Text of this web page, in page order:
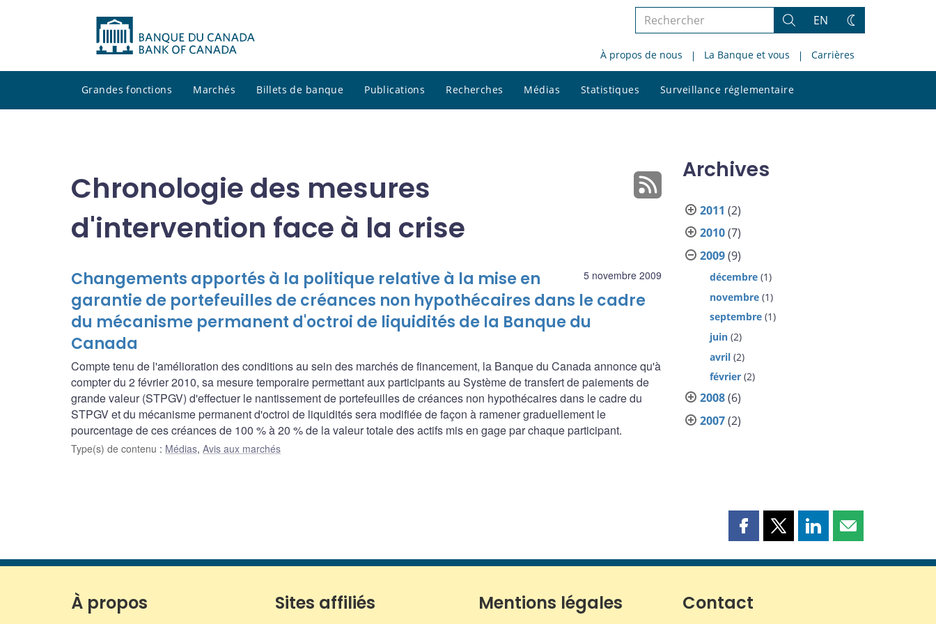
Rechercher
le
site
Rechercher
EN
Changez
thème
À propos de nous La Banque et vous Carrières
Grandes fonctions Marchés Billets de banque Publications Recherches Médias Statistiques Surveillance réglementaire
le
Chronologie des mesures
d'intervention face à la crise
5 novembre 2009
Changements apportés à la politique relative à la mise en
garantie de portefeuilles de créances non hypothécaires dans le cadre
du mécanisme permanent d'octroi de liquidités de la Banque du
Canada
Compte tenu de l'amélioration des conditions au sein des marchés de financement, la Banque du Canada annonce qu'à
compter du 2 février 2010, sa mesure temporaire permettant aux participants au Système de transfert de paiements de
grande valeur (STPGV) d'effectuer le nantissement de portefeuilles de créances non hypothécaires dans le cadre du
STPGV et du mécanisme permanent d'octroi de liquidités sera modifiée de façon à ramener graduellement le
pourcentage de ces créances de 100 % à 20 % de la valeur totale des actifs mis en gage par chaque participant.
Type(s) de contenu : Médias, Avis aux marchés
Archives
2011 (2)
2010(7)
2009(9)
décembre (1)
novembre (1)
septembre (1)
juin (2)
avril (2)
février (2)
2008(6)
2007(2)
Partager
page
Facebook
Partager
page
Partager
page
Partager
page
À propos Sites affiliés Mentions légales Contact